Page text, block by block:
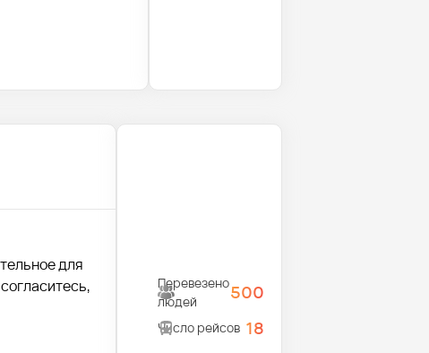
для
Перевезено
людей
500
Число рейсов 18